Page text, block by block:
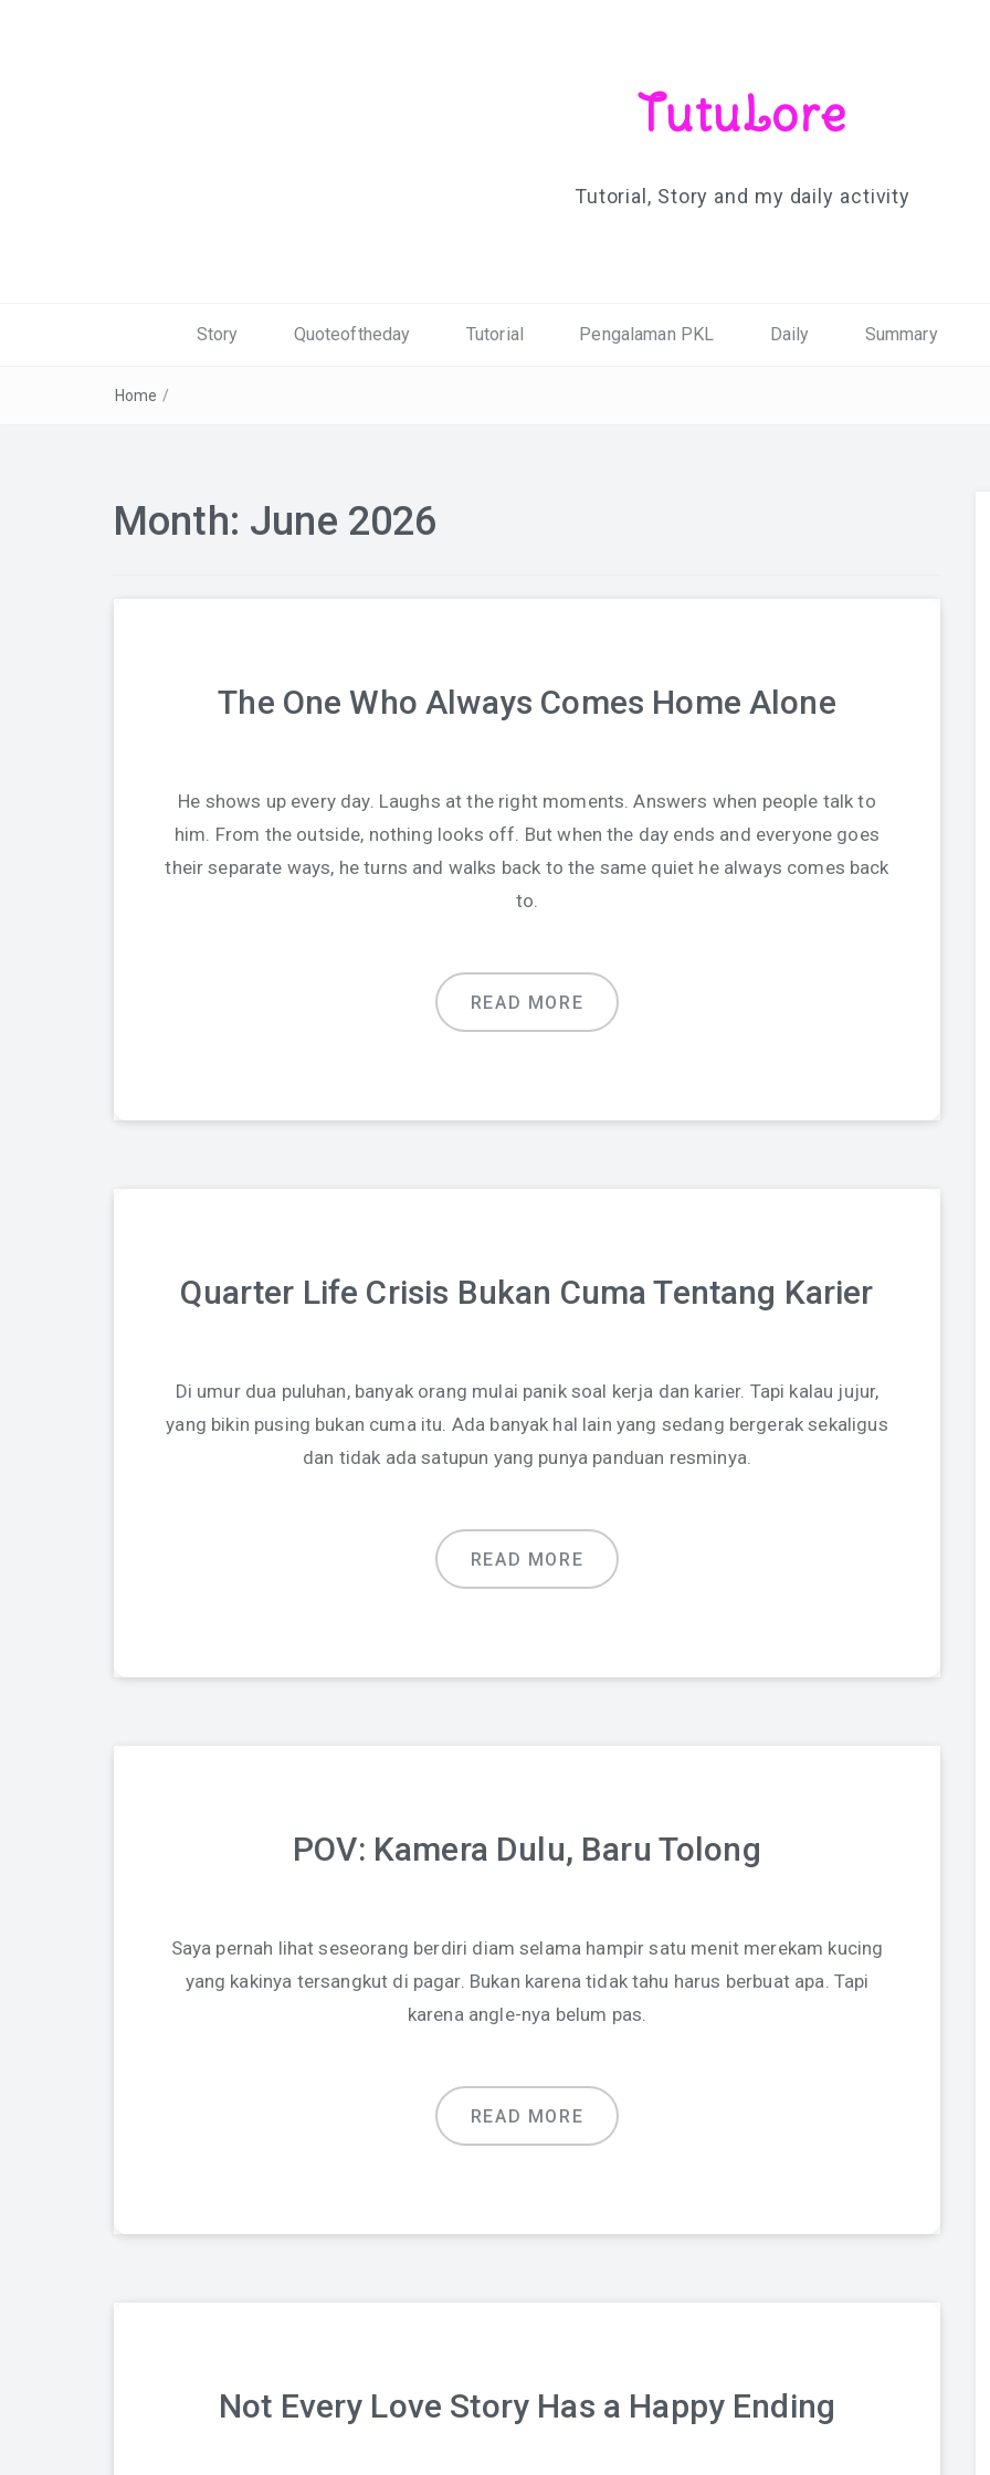
TutuLore
Tutorial, Story and my daily activity
Story Quoteoftheday Tutorial Pengalaman PKL Daily Summary
Home /
Month: June 2026
The One Who Always Comes Home Alone
He shows up every day. Laughs at the right moments. Answers when people talk to
him. From the outside, nothing looks off. But when the day ends and everyone goes
their separate ways, he turns and walks back to the same quiet he always comes back
to.
READ MORE
Quarter Life Crisis Bukan Cuma Tentang Karier
Di umur dua puluhan, banyak orang mulai panik soal kerja dan karier. Tapi kalau jujur,
yang bikin pusing bukan cuma itu. Ada banyak hal lain yang sedang bergerak sekaligus
dan tidak ada satupun yang punya panduan resminya.
READ MORE
POV: Kamera Dulu, Baru Tolong
Saya pernah lihat seseorang berdiri diam selama hampir satu menit merekam kucing
yang kakinya tersangkut di pagar. Bukan karena tidak tahu harus berbuat apa. Tapi
karena angle-nya belum pas.
READ MORE
Not Every Love Story Has a Happy Ending